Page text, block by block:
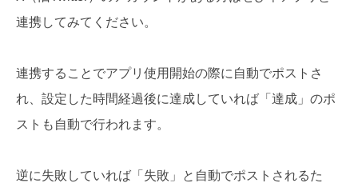
連携してみてください。
連携することでアプリ使用開始の際に自動でポストさ
れ、設定した時間経過後に達成していれば「達成」のポ
ストも自動で行われます。
逆に失敗していれば「失敗」と自動でポストされるた